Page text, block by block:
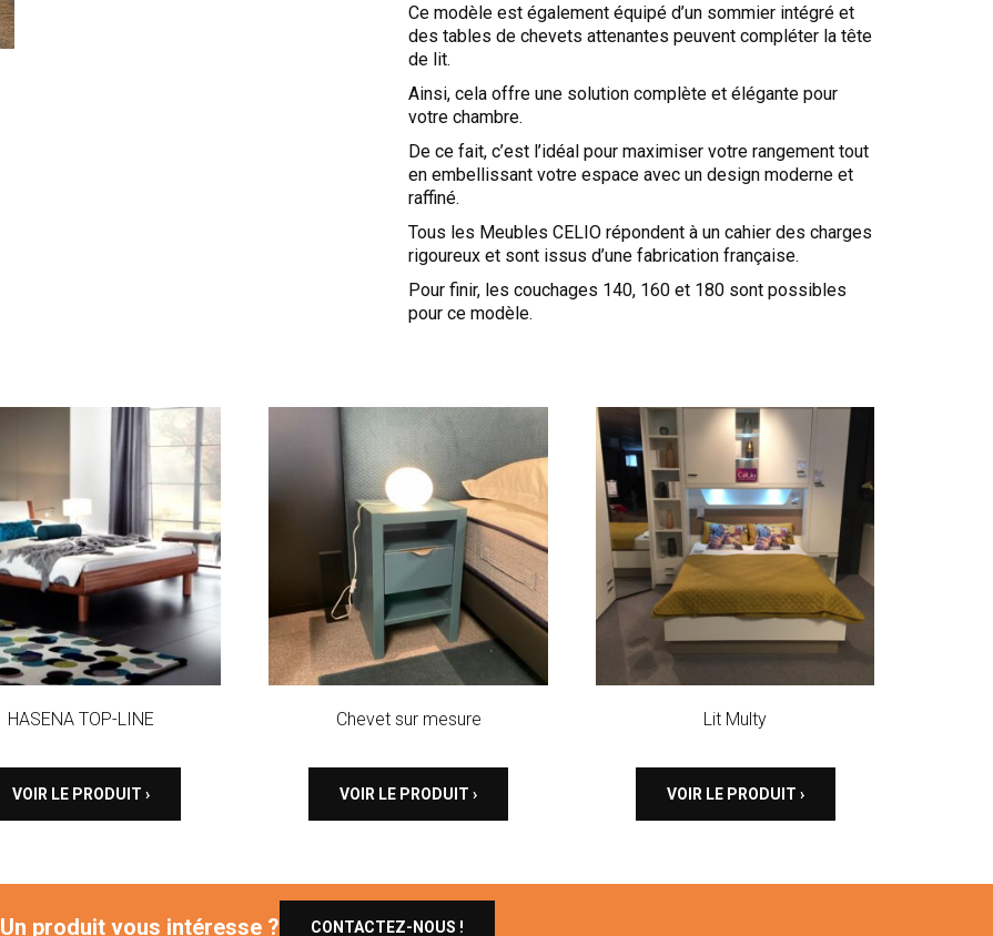
Ce modèle est également équipé d’un sommier intégré et
des tables de chevets attenantes peuvent compléter la tête
de lit.
Ainsi, cela offre une solution complète et élégante pour
votre chambre.
De ce fait, c’est l’idéal pour maximiser votre rangement tout
en embellissant votre espace avec un design moderne et
raffiné.
Tous les Meubles CELIO répondent à un cahier des charges
rigoureux et sont issus d’une fabrication française.
Pour finir, les couchages 140, 160 et 180 sont possibles
pour ce modèle.
HASENA TOP-LINE
VOIR LE PRODUIT ›
Chevet sur mesure
VOIR LE PRODUIT ›
Lit Multy
VOIR LE PRODUIT ›
Un produit vous intéresse ? CONTACTEZ-NOUS !